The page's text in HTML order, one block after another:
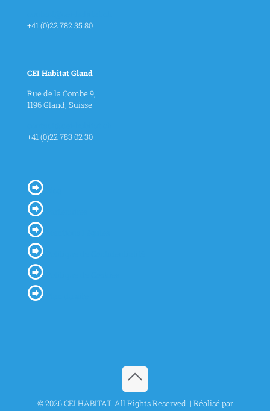
+41 (0)22 782 35 80
CEI Habitat Gland
Rue de la Combe 9,
1196 Gland, Suisse
+41 (0)22 783 02 30
© 2026 CEI HABITAT. All Rights Reserved. | Réalisé par